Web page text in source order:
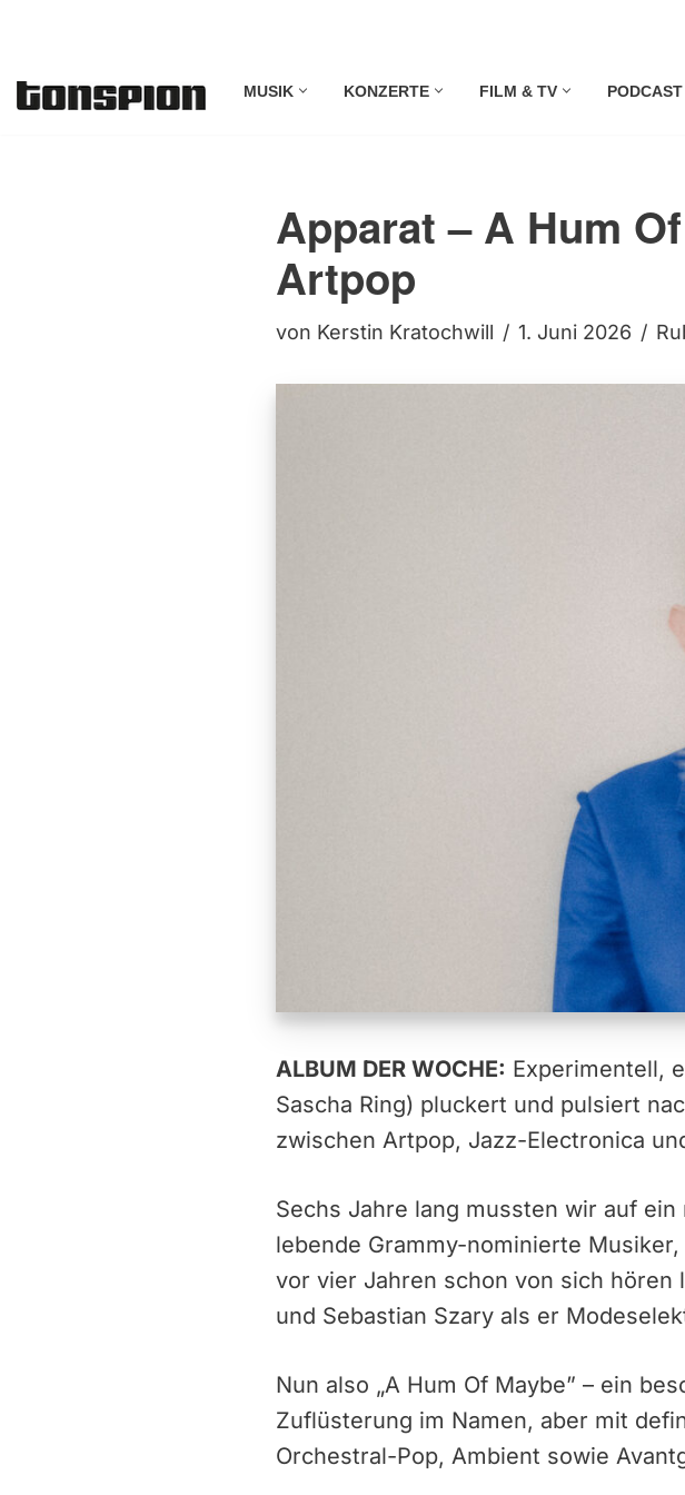
Inhalt
MUSIK KONZERTE FILM & TV PODCAST
Apparat – A Hum
Artpop
von Kerstin Kratochwill 1. Juni 2026
ALBUM DER WOCHE: Experimentell,
Sascha Ring) pluckert und pulsiert
zwischen Artpop, Jazz-Electronica
Sechs Jahre lang mussten wir auf
lebende Grammy-nominierte
vor vier Jahren schon von sich hören
und Sebastian Szary als er
Nun also „A Hum Of Maybe” – ein
Zuflüsterung im Namen, aber mit
Orchestral-Pop, Ambient sowie